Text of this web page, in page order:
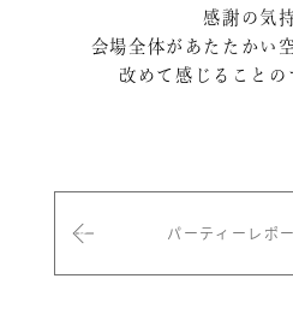
感謝の気
会場全体があたたかい
改めて感じることの
パーティーレポ